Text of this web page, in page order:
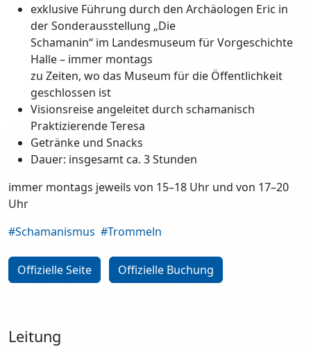
exklusive Führung durch den Archäologen Eric in
der Sonderausstellung „Die
Schamanin“ im Landesmuseum für Vorgeschichte
Halle – immer montags
zu Zeiten, wo das Museum für die Öffentlichkeit
geschlossen ist
Visionsreise angeleitet durch schamanisch
Praktizierende Teresa
Getränke und Snacks
Dauer: insgesamt ca. 3 Stunden
immer montags jeweils von 15–18 Uhr und von 17–20
Uhr
#Schamanismus #Trommeln
Offizielle Seite Offizielle Buchung
Leitung